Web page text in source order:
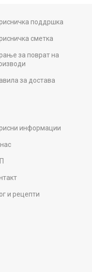
поддршка
сметка
за поврат на
за достава
информации
и рецепти